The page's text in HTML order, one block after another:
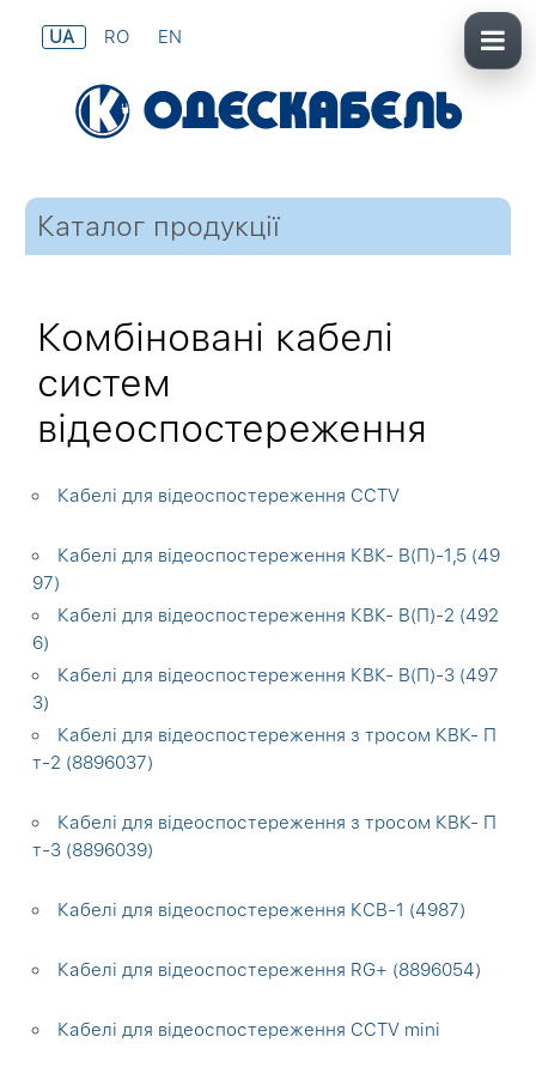
UA RO EN
Каталог продукції
Комбіновані кабелі
систем
відеоспостереження
Кабелі для відеоспостереження CCTV
Кабелі для відеоспостереження КВК- В(П)-1,5 (49
97)
Кабелі для відеоспостереження КВК- В(П)-2 (492
6)
Кабелі для відеоспостереження КВК- В(П)-3 (497
3)
Кабелі для відеоспостереження з тросом КВК- П
т-2 (8896037)
Кабелі для відеоспостереження з тросом КВК- П
т-3 (8896039)
Кабелі для відеоспостереження КСВ-1 (4987)
Кабелі для відеоспостереження RG+ (8896054)
Кабелі для відеоспостереження CCTV mini